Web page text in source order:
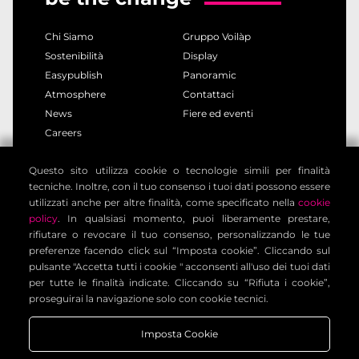
adeguate garanzie contrattuali.
6. Diritti dell’interessato
Può esercitare i diritti previsti dagli artt. 15-21 del
accesso, rettifica, cancellazione, limitazione;
momento;
reclamo al Garante per la protezione dei dati personali;
Per esercitare i diritti: dpo.voilap@amicadpo.eu
7. Dati personali dei minori
I servizi non sono destinati a minori di 14 anni. In caso
di trasmissione involontaria di dati da minori, questi
saranno eliminati immediatamente.
Chi Siamo
Gruppo Voilàp
Sostenibilità
Display
Easypublish
Panoramic
Atmosphere
Contattaci
News
Fiere ed eventi
Careers
privacy policy
cookie policy
note legali
informativa clienti
informativa contatti
condizioni generali
impostazione cookies
Voilàp Digital S.r.l. - Via Archimede, 10 - 41019 Limidi di
Soliera (MO) - ITALY - C.F - P.IVA 03556220360
Questo sito utilizza cookie o tecnologie simili per finalità
tecniche. Inoltre, con il tuo consenso i tuoi dati possono essere
utilizzati anche per altre finalità, come specificato nella cookie
policy. In qualsiasi momento, puoi liberamente prestare,
rifiutare o revocare il tuo consenso, personalizzando le tue
preferenze facendo click sul “Imposta cookie”. Cliccando sul
pulsante "Accetta tutti i cookie " acconsenti all'uso dei tuoi dati
per tutte le finalità indicate. Cliccando su “Rifiuta i cookie”,
proseguirai la navigazione solo con cookie tecnici.
Imposta Cookie